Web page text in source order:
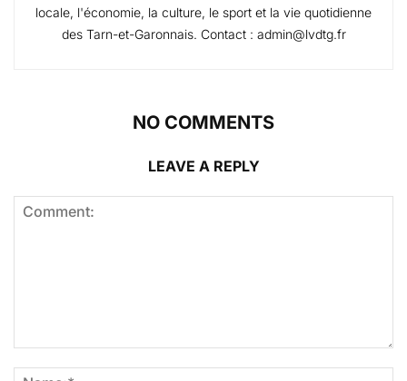
locale, l'économie, la culture, le sport et la vie quotidienne
des Tarn-et-Garonnais. Contact : admin@lvdtg.fr
NO COMMENTS
LEAVE A REPLY